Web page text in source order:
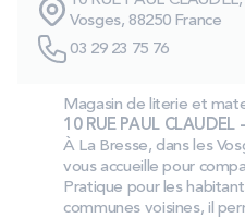
PROMOS
Nos engagements
Vosges, 88250 France
03 29 23 75 76
Magasin de literie et
10 RUE PAUL CLAUDEL
À La Bresse, dans les
vous accueille pour
Pratique pour les
communes voisines, il